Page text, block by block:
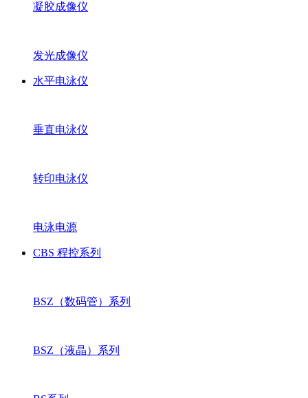
凝胶成像仪
发光成像仪
水平电泳仪
垂直电泳仪
转印电泳仪
电泳电源
CBS 程控系列
BSZ（数码管）系列
BSZ（液晶）系列